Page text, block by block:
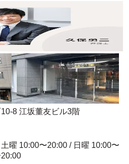
8 江坂董友ビル3階
曜 10:00〜20:00 / 日曜 10:00〜